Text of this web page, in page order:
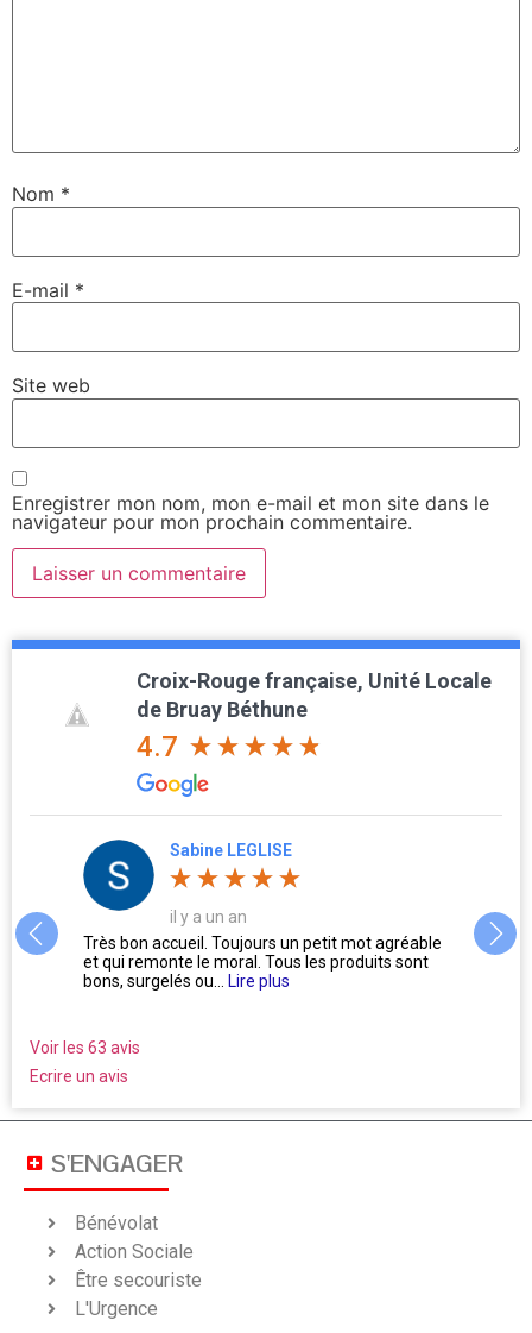
Nom *
E-mail *
Site web
Enregistrer mon nom, mon e-mail et mon site dans le
navigateur pour mon prochain commentaire.
Croix-Rouge française, Unité Locale
de Bruay Béthune
4.7
Sabine LEGLISE
il y a un an
Très bon accueil. Toujours un petit mot agréable
et qui remonte le moral. Tous les produits sont
bons, surgelés ou...
Lire plus
Des
Voir les 63 avis
Ecrire un avis
S'ENGAGER
Bénévolat
Action Sociale
Être secouriste
L'Urgence